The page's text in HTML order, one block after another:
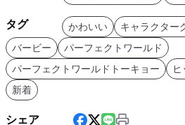
タグ かわいい キャラクター
バービー
パーフェクトワールド
パーフェクトワールドトーキョー
新着
シェア